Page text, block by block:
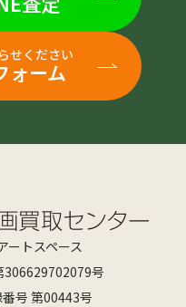
せください
ォーム
ートスペース
306629702079号
号 第00443号